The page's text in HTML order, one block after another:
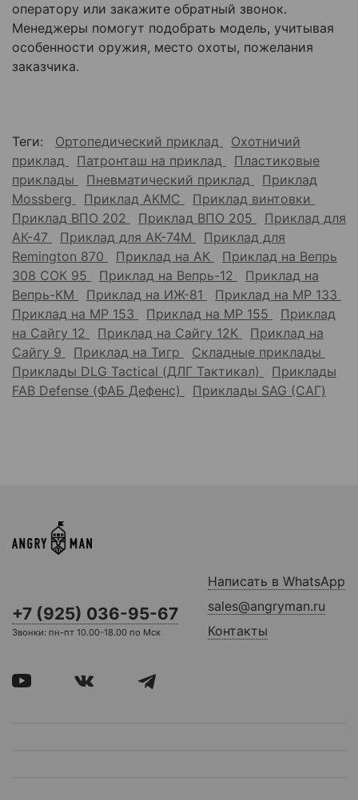
оператору или закажите обратный звонок.
Менеджеры помогут подобрать модель, учитывая
особенности оружия, место охоты, пожелания
заказчика.
Теги: Ортопедический приклад
Охотничий
приклад
Патронташ на приклад
Пластиковые
приклады
Пневматический приклад
Приклад
Mossberg
Приклад АКМС
Приклад винтовки
Приклад ВПО 202
Приклад ВПО 205
Приклад для
АК-47
Приклад для АК-74М
Приклад для
Remington 870
Приклад на АК
Приклад на Вепрь
308 СОК 95
Приклад на Вепрь-12
Приклад на
Вепрь-КМ
Приклад на ИЖ-81
Приклад на МР 133
Приклад на МР 153
Приклад на МР 155
Приклад
на Сайгу 12
Приклад на Сайгу 12К
Приклад на
Сайгу 9
Приклад на Тигр
Складные приклады
Приклады DLG Tactical (ДЛГ Тактикал)
Приклады
FAB Defense (ФАБ Дефенс)
Приклады SAG (САГ)
+7 (925) 036-95-67
Звонки: пн-пт 10.00-18.00 по Мск
Написать в WhatsApp
sales@angryman.ru
Контакты